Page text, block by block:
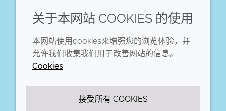
企业
年度报告
可持续发展报告
法律信息
条款和条件
Cookie政策
隐私声明
关于本网站 COOKIES 的使用
本网站使用cookies来增强您的浏览体验，并
允许我们收集我们用于改善网站的信息。
Cookies
接受所有 COOKIES